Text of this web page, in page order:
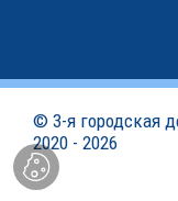
© 3-я городская
2020 - 2026